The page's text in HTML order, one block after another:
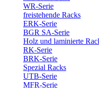
WR-Serie
freistehende Racks
ERK-Serie
BGR SA-Serie
Holz und laminierte
RK-Serie
BRK-Serie
Spezial Racks
UTB-Serie
MFR-Serie